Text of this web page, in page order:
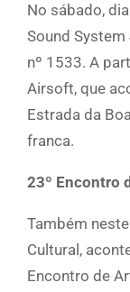
No sábado,
Sound System
nº 1533. A
Airsoft, que
Estrada da
franca.
23º Encontro
Também
Cultural,
Encontro de